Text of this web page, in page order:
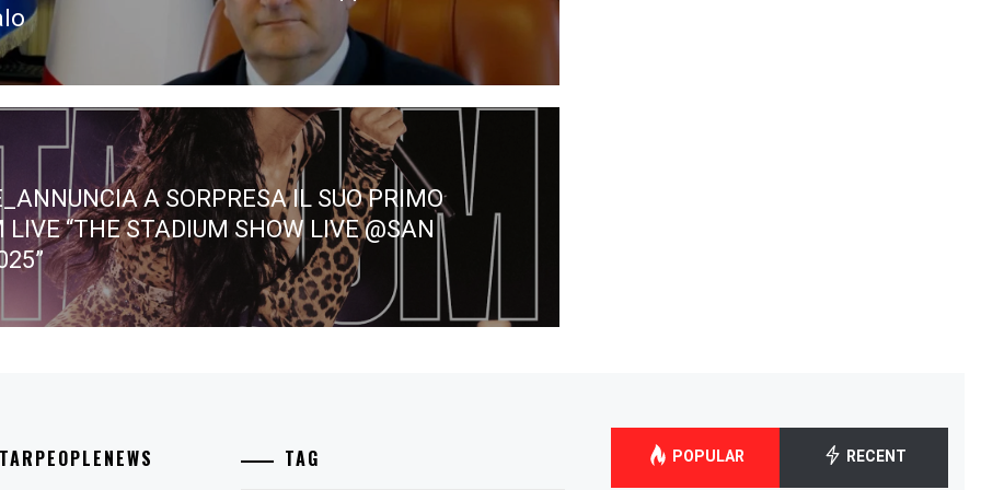
A SORPRESA IL SUO PRIMO
LIVE “THE STADIUM SHOW LIVE @SAN
TAG POPULAR RECENT